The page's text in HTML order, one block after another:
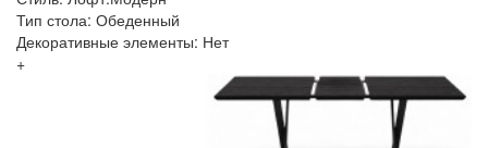
Тип стола: Обеденный
Декоративные элементы: Нет
+